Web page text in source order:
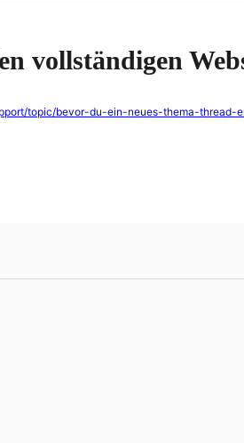
vollständigen
topic/bevor-du-ein-neues-thema-thread-